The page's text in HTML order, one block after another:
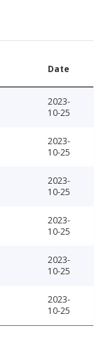
Date
2023-
10-25
2023-
10-25
2023-
10-25
2023-
10-25
2023-
10-25
2023-
10-25